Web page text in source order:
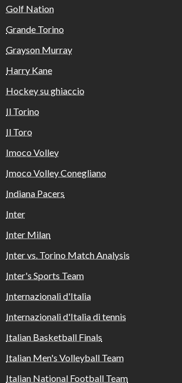
Golf Nation
Grande Torino
Grayson Murray
Harry Kane
Hockey su ghiaccio
Il Torino
Il Toro
Imoco Volley
Imoco Volley Conegliano
Indiana Pacers
Inter
Inter Milan
Inter vs. Torino Match Analysis
Inter's Sports Team
Internazionali d'Italia
Internazionali d'Italia di tennis
Italian Basketball Finals
Italian Men's Volleyball Team
Italian National Football Team